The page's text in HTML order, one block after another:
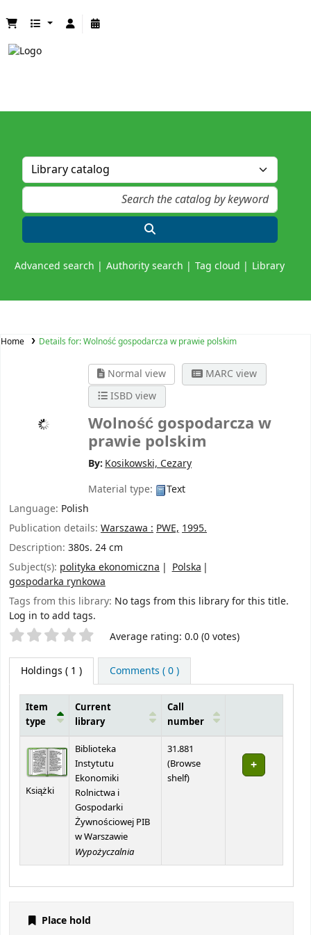
Advanced search Authority search Tag cloud Library
Home Details for:Wolność gospodarcza w prawie polskim
Normal view
MARC view
ISBD view
Wolność gospodarcza w
prawie polskim
By: Kosikowski, Cezary
Material type:
Text
Language: Polish
Publication details: Warszawa :PWE,1995.
Description: 380s. 24 cm
Subject(s): polityka ekonomiczna
Polska
gospodarka rynkowa
Tags from this library: No tags from this library for this title.
Log in to add tags.
Star ratings Average rating: 0.0 (0 votes)
Holdings ( 1 ) Comments ( 0 )
Item
type
Current
library
Call
number
Książki
Biblioteka
Instytutu
Ekonomiki
Rolnictwa i
Gospodarki
Żywnościowej PIB
w Warszawie
Wypożyczalnia
31.881
(Browse
shelf(Opens below)
)
Place hold